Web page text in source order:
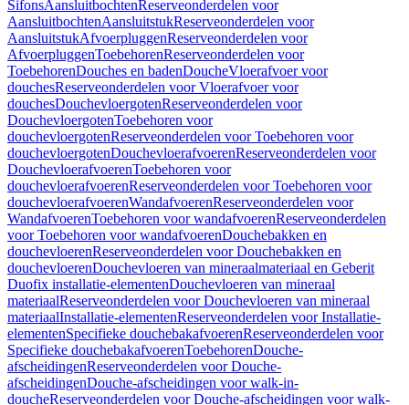
SifonsAansluitbochtenReserveonderdelen voor
AansluitbochtenAansluitstukReserveonderdelen voor
AansluitstukAfvoerpluggenReserveonderdelen voor
AfvoerpluggenToebehorenReserveonderdelen voor
ToebehorenDouches en badenDoucheVloerafvoer voor
douchesReserveonderdelen voor Vloerafvoer voor
douchesDouchevloergotenReserveonderdelen voor
DouchevloergotenToebehoren voor
douchevloergotenReserveonderdelen voor Toebehoren voor
douchevloergotenDouchevloerafvoerenReserveonderdelen voor
DouchevloerafvoerenToebehoren voor
douchevloerafvoerenReserveonderdelen voor Toebehoren voor
douchevloerafvoerenWandafvoerenReserveonderdelen voor
WandafvoerenToebehoren voor wandafvoerenReserveonderdelen
voor Toebehoren voor wandafvoerenDouchebakken en
douchevloerenReserveonderdelen voor Douchebakken en
douchevloerenDouchevloeren van mineraalmateriaal en Geberit
Duofix installatie-elementenDouchevloeren van mineraal
materiaalReserveonderdelen voor Douchevloeren van mineraal
materiaalInstallatie-elementenReserveonderdelen voor Installatie-
elementenSpecifieke douchebakafvoerenReserveonderdelen voor
Specifieke douchebakafvoerenToebehorenDouche-
afscheidingenReserveonderdelen voor Douche-
afscheidingenDouche-afscheidingen voor walk-in-
doucheReserveonderdelen voor Douche-afscheidingen voor walk-